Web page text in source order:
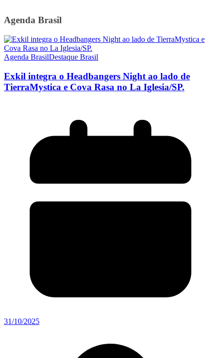
Agenda Brasil
Agenda BrasilDestaque Brasil
Exkil integra o Headbangers Night ao lado de
TierraMystica e Cova Rasa no La Iglesia/SP.
31/10/2025